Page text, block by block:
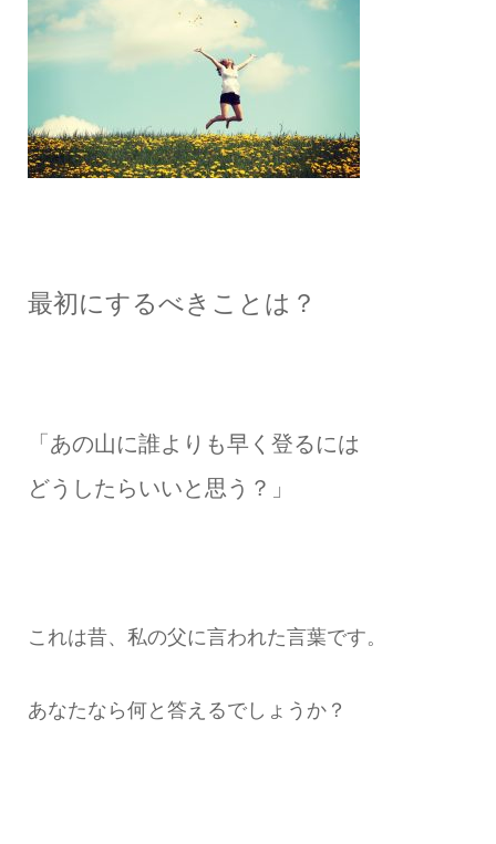
最初にするべきことは？
「あの山に誰よりも早く登るには
どうしたらいいと思う？」
これは昔、私の父に言われた言葉です。
あなたなら何と答えるでしょうか？